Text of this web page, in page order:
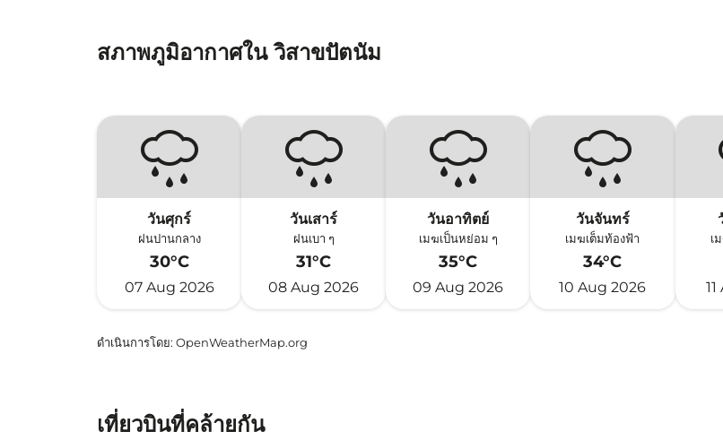
สภาพภูมิอากาศใน วิสาขปัตนัม
วันศุกร์
ฝนปานกลาง
30°C
07 Aug 2026
วันเสาร์
ฝนเบา ๆ
31°C
08 Aug 2026
วันอาทิตย์
เมฆเป็นหย่อม ๆ
35°C
09 Aug 2026
วันจันทร์
เมฆเต็มท้องฟ้า
34°C
10 Aug 2026
เ
ดำเนินการโดย: OpenWeatherMap.org
เที่ยวบินที่คล้ายกัน